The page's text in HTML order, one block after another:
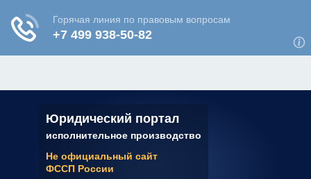
Юридический портал
исполнительное производство
Не официальный сайт
ФССП России
✆ 7 (800) 350-22-64